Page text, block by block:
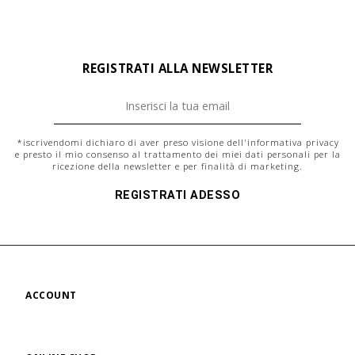
REGISTRATI ALLA NEWSLETTER
*iscrivendomi dichiaro di aver preso visione dell' informativa privacy
e presto il mio consenso al trattamento dei miei dati personali per la
ricezione della newsletter e per finalità di marketing.
REGISTRATI ADESSO
ACCOUNT